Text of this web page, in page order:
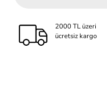
2000 TL üzeri
ücretsiz kargo